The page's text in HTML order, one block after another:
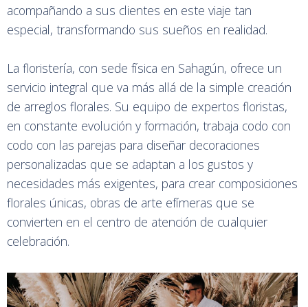
acompañando a sus clientes en este viaje tan
especial, transformando sus sueños en realidad.
La floristería, con sede física en Sahagún, ofrece un
servicio integral que va más allá de la simple creación
de arreglos florales. Su equipo de expertos floristas,
en constante evolución y formación, trabaja codo con
codo con las parejas para diseñar decoraciones
personalizadas que se adaptan a los gustos y
necesidades más exigentes, para crear composiciones
florales únicas, obras de arte efímeras que se
convierten en el centro de atención de cualquier
celebración.